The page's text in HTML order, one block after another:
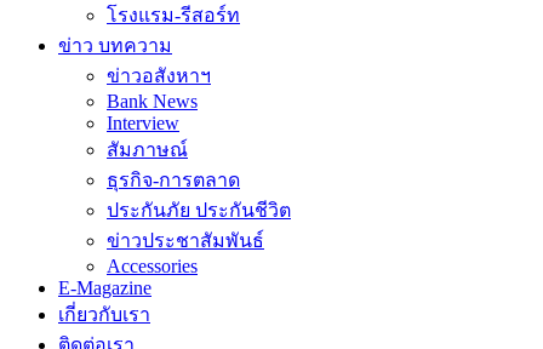
โรงแรม-รีสอร์ท
ข่าว บทความ
ข่าวอสังหาฯ
Bank News
Interview
สัมภาษณ์
ธุรกิจ-การตลาด
ประกันภัย ประกันชีวิต
ข่าวประชาสัมพันธ์
Accessories
E-Magazine
เกี่ยวกับเรา
ติดต่อเรา